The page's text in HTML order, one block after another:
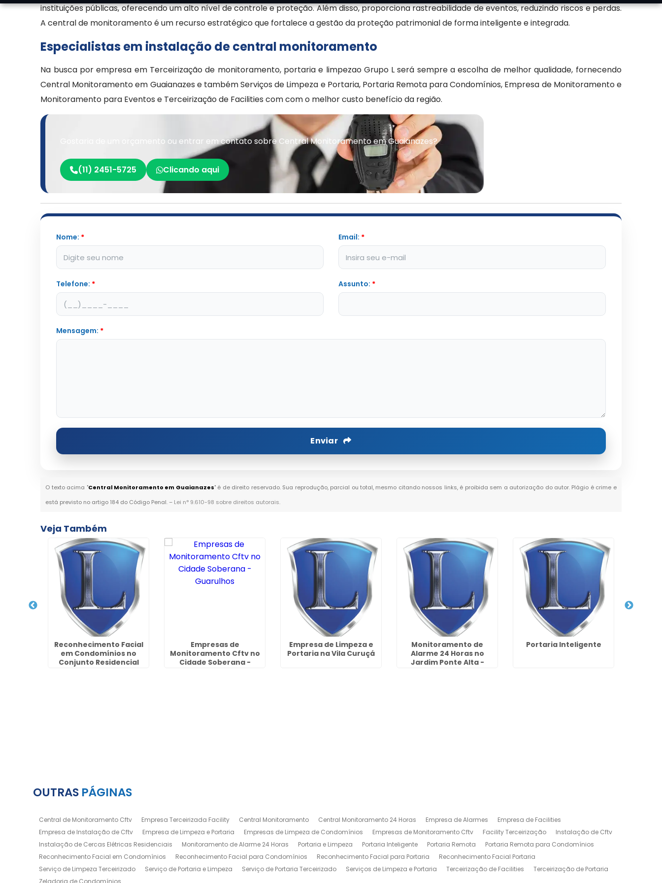
instituições públicas, oferecendo um alto nível de controle e proteção. Além disso, proporciona rastreabilidade de eventos, reduzindo riscos e perdas.
A central de monitoramento é um recurso estratégico que fortalece a gestão da proteção patrimonial de forma inteligente e integrada.
Especialistas em instalação de central monitoramento
Na busca por empresa em Terceirização de monitoramento, portaria e limpezao Grupo L será sempre a escolha de melhor qualidade, fornecendo
Central Monitoramento em Guaianazes e também Serviços de Limpeza e Portaria, Portaria Remota para Condomínios, Empresa de Monitoramento e
Monitoramento para Eventos e Terceirização de Facilities com com o melhor custo benefício da região.
Gostaria de um orçamento ou entrar em contato sobre Central Monitoramento em Guaianazes?
(11) 2451-5725 Clicando aqui
Nome: * Email: *
Telefone: * Assunto: *
Mensagem: *
Enviar
O texto acima "Central Monitoramento em Guaianazes" é de direito reservado. Sua reprodução, parcial ou total, mesmo citando nossos links, é proibida sem a autorização do autor. Plágio é crime e
está previsto no artigo 184 do Código Penal. – Lei n° 9.610-98 sobre direitos autorais.
Veja Também
Reconhecimento Facial
em Condomínios no
Conjunto Residencial
Empresas de
Monitoramento Cftv no
Cidade Soberana -
Empresa de Limpeza e
Portaria na Vila Curuçá
Monitoramento de
Alarme 24 Horas no
Jardim Ponte Alta -
Portaria Inteligente
OUTRAS PÁGINAS
Central de Monitoramento Cftv Empresa Terceirizada Facility Central Monitoramento Central Monitoramento 24 Horas Empresa de Alarmes
Empresa de Facilities
Empresa de Instalação de Cftv
Empresa de Limpeza e Portaria Empresas de Limpeza de Condomínios Empresas de Monitoramento Cftv Facility Terceirização
Instalação de Cftv
Instalação de Cercas Elétricas Residenciais
Monitoramento de Alarme 24 Horas Portaria e Limpeza Portaria Inteligente Portaria Remota
Portaria Remota para Condomínios
Reconhecimento Facial em Condomínios
Reconhecimento Facial para Condomínios Reconhecimento Facial para Portaria
Reconhecimento Facial Portaria
Serviço de Limpeza Terceirizado
Serviço de Portaria e Limpeza Serviço de Portaria Terceirizado Serviços de Limpeza e Portaria Terceirização de Facilities
Terceirização de Portaria
Zeladoria de Condomínios